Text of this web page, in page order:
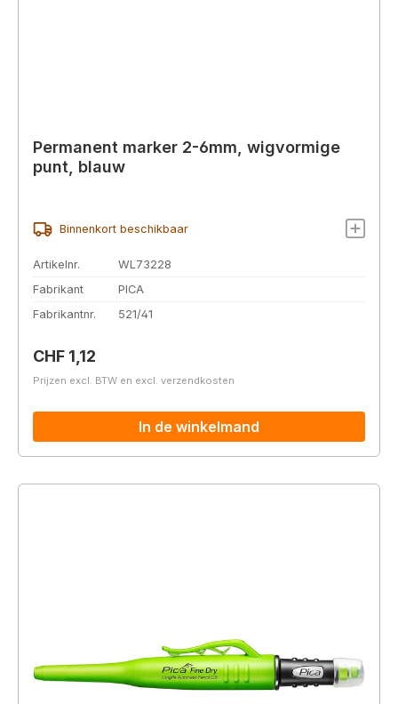
Permanent marker 2-6mm, wigvormige
punt, blauw
Binnenkort beschikbaar
Artikelnr.
WL73228
Fabrikant
PICA
Fabrikantnr.
521/41
Normale prijs:
CHF 1,12
Prijzen excl. BTW en excl. verzendkosten
In de winkelmand